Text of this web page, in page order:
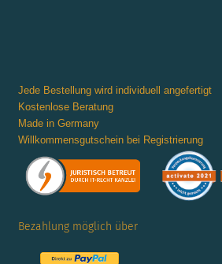
Jede Bestellung wird individuell angefertigt
Kostenlose Beratung
Made in Germany
Willkommensgutschein bei Registrierung
Bezahlung möglich über